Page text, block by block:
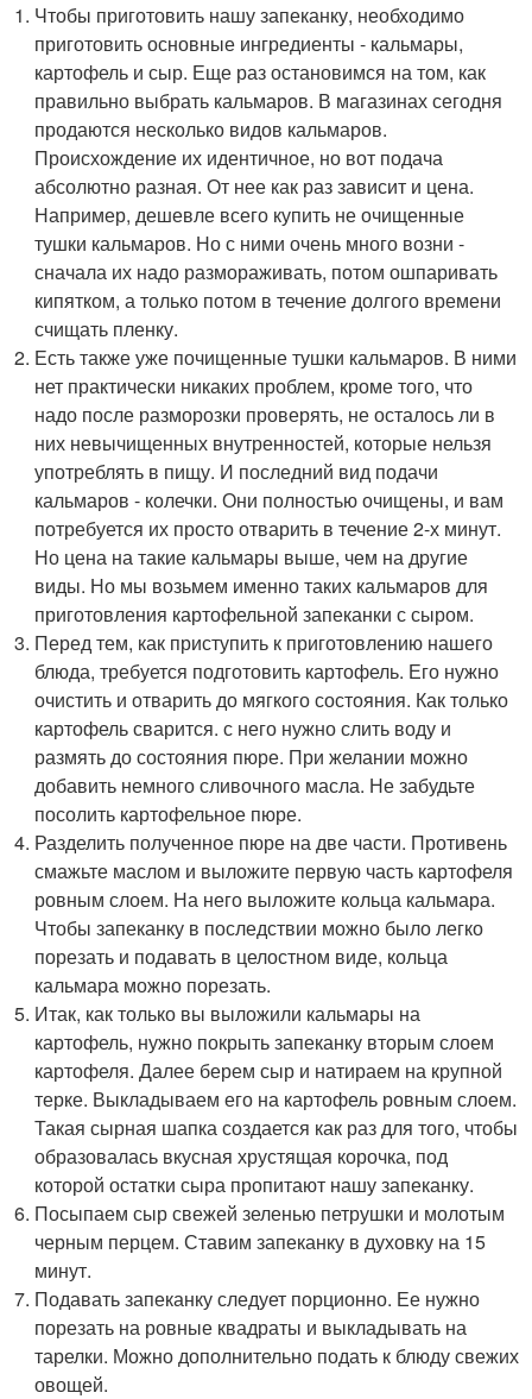
Чтобы приготовить нашу запеканку, необходимо
приготовить основные ингредиенты - кальмары,
картофель и сыр. Еще раз остановимся на том, как
правильно выбрать кальмаров. В магазинах сегодня
продаются несколько видов кальмаров.
Происхождение их идентичное, но вот подача
абсолютно разная. От нее как раз зависит и цена.
Например, дешевле всего купить не очищенные
тушки кальмаров. Но с ними очень много возни -
сначала их надо размораживать, потом ошпаривать
кипятком, а только потом в течение долгого времени
счищать пленку.
Есть также уже почищенные тушки кальмаров. В ними
нет практически никаких проблем, кроме того, что
надо после разморозки проверять, не осталось ли в
них невычищенных внутренностей, которые нельзя
употреблять в пищу. И последний вид подачи
кальмаров - колечки. Они полностью очищены, и вам
потребуется их просто отварить в течение 2-х минут.
Но цена на такие кальмары выше, чем на другие
виды. Но мы возьмем именно таких кальмаров для
приготовления картофельной запеканки с сыром.
Перед тем, как приступить к приготовлению нашего
блюда, требуется подготовить картофель. Его нужно
очистить и отварить до мягкого состояния. Как только
картофель сварится. с него нужно слить воду и
размять до состояния пюре. При желании можно
добавить немного сливочного масла. Не забудьте
посолить картофельное пюре.
Разделить полученное пюре на две части. Противень
смажьте маслом и выложите первую часть картофеля
ровным слоем. На него выложите кольца кальмара.
Чтобы запеканку в последствии можно было легко
порезать и подавать в целостном виде, кольца
кальмара можно порезать.
Итак, как только вы выложили кальмары на
картофель, нужно покрыть запеканку вторым слоем
картофеля. Далее берем сыр и натираем на крупной
терке. Выкладываем его на картофель ровным слоем.
Такая сырная шапка создается как раз для того, чтобы
образовалась вкусная хрустящая корочка, под
которой остатки сыра пропитают нашу запеканку.
Посыпаем сыр свежей зеленью петрушки и молотым
черным перцем. Ставим запеканку в духовку на 15
минут.
Подавать запеканку следует порционно. Ее нужно
порезать на ровные квадраты и выкладывать на
тарелки. Можно дополнительно подать к блюду свежих
овощей.